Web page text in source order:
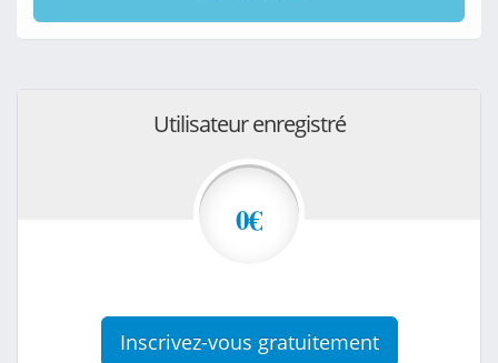
Utilisateur enregistré
0€
Inscrivez-vous gratuitement